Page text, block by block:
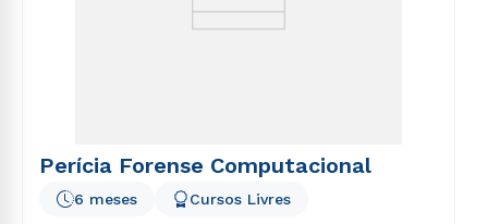
Perícia Forense Computacional
6 meses Cursos Livres